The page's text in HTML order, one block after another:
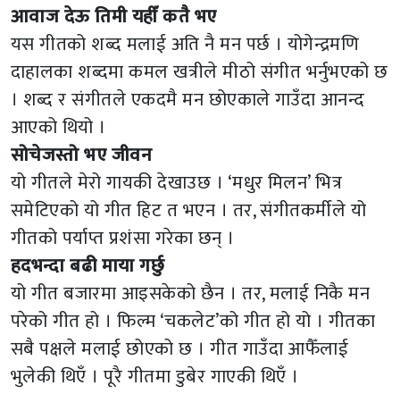
आवाज देऊ तिमी यहीँ कतै भए
यस गीतको शब्द मलाई अति नै मन पर्छ । योगेन्द्रमणि
दाहालका शब्दमा कमल खत्रीले मीठो संगीत भर्नुभएको छ
। शब्द र संगीतले एकदमै मन छोएकाले गाउँदा आनन्द
आएको थियो ।
सोचेजस्तो भए जीवन
यो गीतले मेरो गायकी देखाउछ । ‘मधुर मिलन’ भित्र
समेटिएको यो गीत हिट त भएन । तर, संगीतकर्मीले यो
गीतको पर्याप्त प्रशंसा गरेका छन् ।
हदभन्दा बढी माया गर्छु
यो गीत बजारमा आइसकेको छैन । तर, मलाई निकै मन
परेको गीत हो । फिल्म ‘चकलेट’को गीत हो यो । गीतका
सबै पक्षले मलाई छोएको छ । गीत गाउँदा आफैँलाई
भुलेकी थिएँ । पूरै गीतमा डुबेर गाएकी थिएँ ।